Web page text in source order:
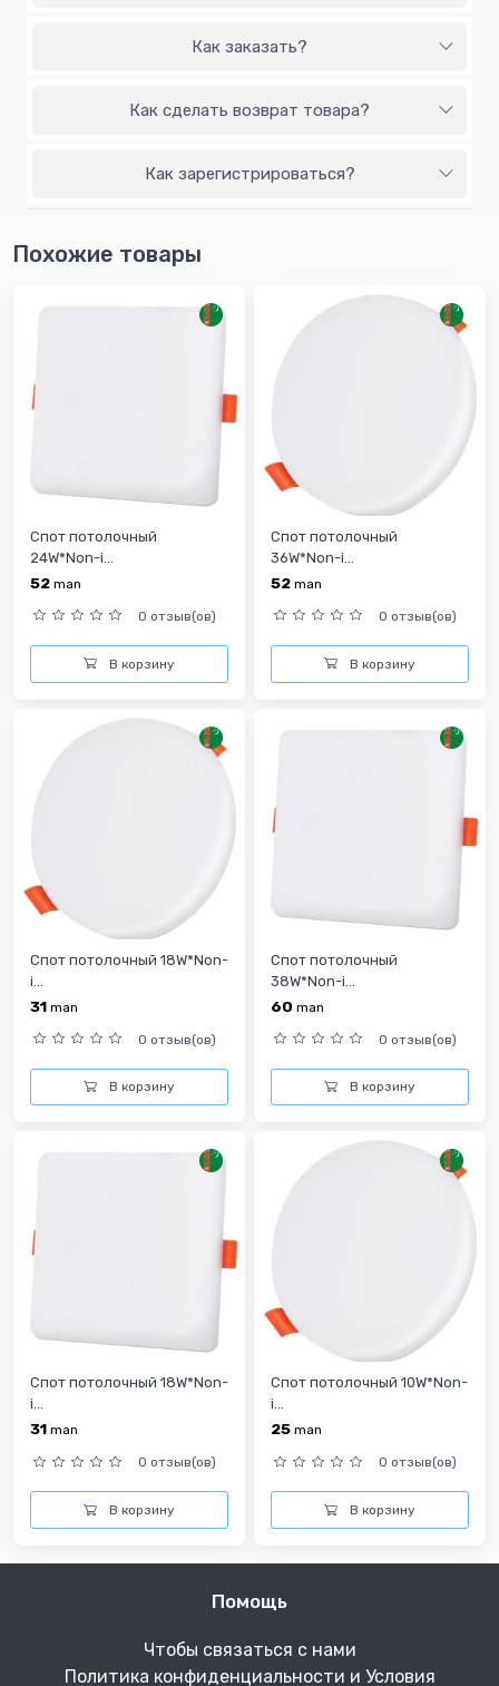
Как заказать?
Как сделать возврат товара?
Как зарегистрироваться?
Похожие товары
Спот потолочный
24W*Non-i...
52 man
0 отзыв(ов)
В корзину
Спот потолочный
36W*Non-i...
52 man
0 отзыв(ов)
В корзину
Спот потолочный 18W*Non-
i...
31 man
0 отзыв(ов)
В корзину
Спот потолочный
38W*Non-i...
60 man
0 отзыв(ов)
В корзину
Спот потолочный 18W*Non-
i...
31 man
0 отзыв(ов)
В корзину
Спот потолочный 10W*Non-
i...
25 man
0 отзыв(ов)
В корзину
Помощь
Чтобы связаться с нами
Политика конфиденциальности и Условия